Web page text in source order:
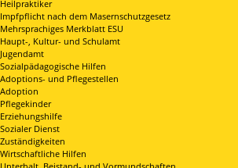
Heilpraktiker
Impfpflicht nach dem Masernschutzgesetz
Mehrsprachiges Merkblatt ESU
Haupt-, Kultur- und Schulamt
Jugendamt
Sozialpädagogische Hilfen
Adoptions- und Pflegestellen
Adoption
Pflegekinder
Erziehungshilfe
Sozialer Dienst
Zuständigkeiten
Wirtschaftliche Hilfen